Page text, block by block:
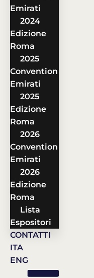
Emirati
2024
Edizione
Roma
2025
Convention
Emirati
2025
Edizione
Roma
2026
Convention
Emirati
2026
Edizione
Roma
Lista
Espositori
CONTATTI
ITA
ENG